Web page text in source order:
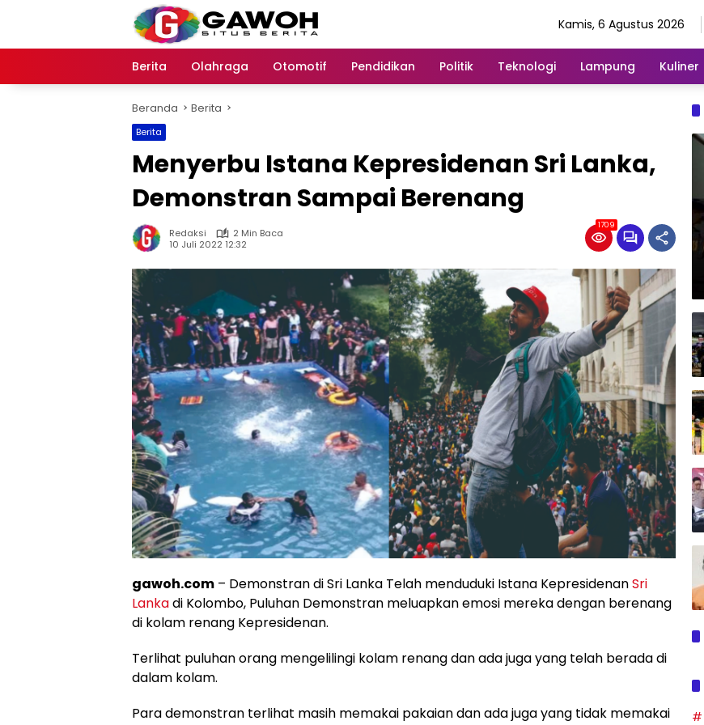
Kamis, 6 Agustus 2026
Berita Olahraga Otomotif Pendidikan Politik Teknologi Lampung Kuliner
Beranda Berita
Berita
Menyerbu Istana Kepresidenan Sri Lanka,
Demonstran Sampai Berenang
Redaksi
2 Min Baca
10 Juli 2022 12:32
1709
gawoh.com – Demonstran di Sri Lanka Telah menduduki Istana KepresidenanSri
Lankadi Kolombo, Puluhan Demonstran meluapkan emosi mereka dengan berenang
di kolam renang Kepresidenan.
Terlihat puluhan orang mengelilingi kolam renang dan ada juga yang telah berada di
dalam kolam.
Para demonstran terlihat masih memakai pakaian dan ada juga yang tidak memakai